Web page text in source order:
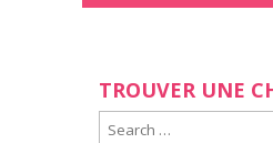
TROUVER UNE